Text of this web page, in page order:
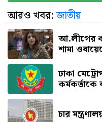
এসএসসি
আরও খবর:জাতীয়
আ.লীগের
শামা
ঢাকা
কর্মকর্তাকে
চার